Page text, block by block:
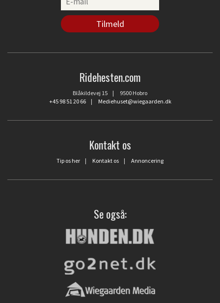
Ridehesten.com
Blåkildevej 15 | 9500 Hobro
+45 98 51 20 66| Mediehuset@wiegaarden.dk
Kontakt os
Tip os her | Kontakt os | Annoncering
Se også: